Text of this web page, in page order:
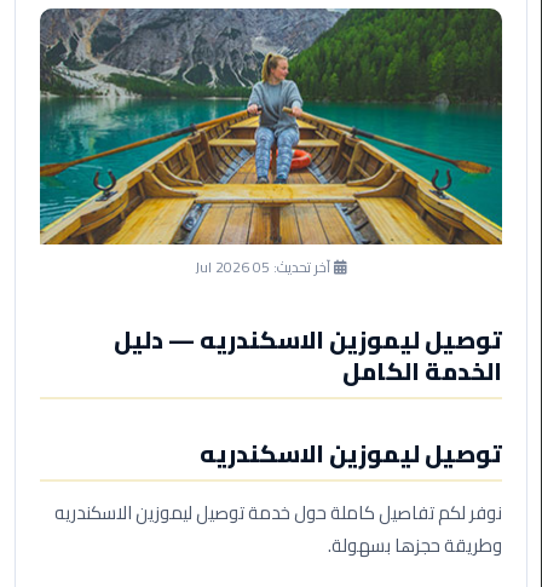
حجز
ليموزين
مرسى
مطروح
حجز
ليموزين
مطار
سفنكس
ليموزين
الغردقة
دهب
الى
القاهرة
والعكس
آخر تحديث: 05 Jul 2026
توصيل ليموزين الاسكندريه — دليل
الخدمة الكامل
توصيل ليموزين الاسكندريه
نوفر لكم تفاصيل كاملة حول خدمة توصيل ليموزين الاسكندريه
وطريقة حجزها بسهولة.